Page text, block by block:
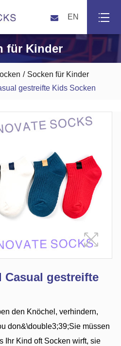
EN
für Kinder
Socken für Kinder
gestreifte Kids Socken
Casual gestreifte
den Knöchel, verhindern,
don&\double3;39;Sie müssen
Ihr Kind oft Socken wirft, sie